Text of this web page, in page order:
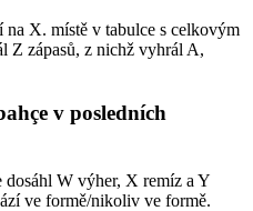
na X. místě v tabulce s celkovým
Z zápasů, z nichž vyhrál A,
v posledních
dosáhl W výher, X remíz a Y
ve formě/nikoliv ve formě.